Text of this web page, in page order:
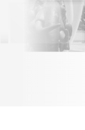
และการ
จ้าง 1/